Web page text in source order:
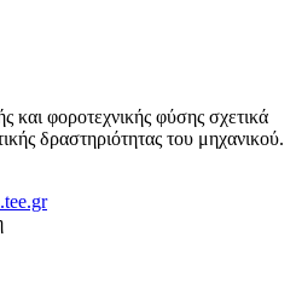
και φοροτεχνικής φύσης σχετικά
δραστηριότητας του μηχανικού.